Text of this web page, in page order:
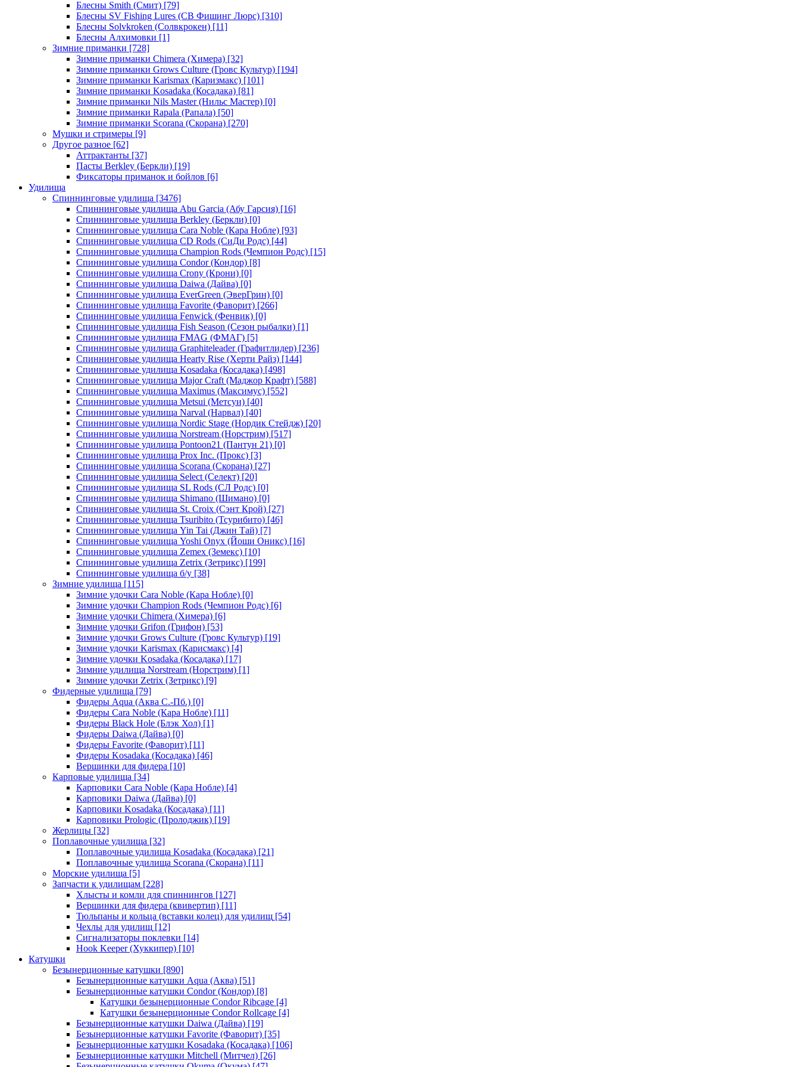
Блесны Smith (Смит) [79]
Блесны SV Fishing Lures (СВ Фишинг Люрс) [310]
Блесны Solvkroken (Солвкрокен) [11]
Блесны Алхимовки [1]
Зимние приманки [728]
Зимние приманки Chimera (Химера) [32]
Зимние приманки Grows Culture (Гровс Культур) [194]
Зимние приманки Karismax (Каризмакс) [101]
Зимние приманки Kosadaka (Косадака) [81]
Зимние приманки Nils Master (Нильс Мастер) [0]
Зимние приманки Rapala (Рапала) [50]
Зимние приманки Scorana (Скорана) [270]
Мушки и стримеры [9]
Другое разное [62]
Аттрактанты [37]
Пасты Berkley (Беркли) [19]
Фиксаторы приманок и бойлов [6]
Удилища
Спиннинговые удилища [3476]
Спиннинговые удилища Abu Garcia (Абу Гарсия) [16]
Спиннинговые удилища Berkley (Беркли) [0]
Спиннинговые удилища Cara Noble (Кара Нобле) [93]
Спиннинговые удилища CD Rods (СиДи Родс) [44]
Спиннинговые удилища Champion Rods (Чемпион Родс) [15]
Спиннинговые удилища Condor (Кондор) [8]
Спиннинговые удилища Crony (Крони) [0]
Спиннинговые удилища Daiwa (Дайва) [0]
Спиннинговые удилища EverGreen (ЭверГрин) [0]
Спиннинговые удилища Favorite (Фаворит) [266]
Спиннинговые удилища Fenwick (Фенвик) [0]
Спиннинговые удилища Fish Season (Сезон рыбалки) [1]
Спиннинговые удилища FMAG (ФМАГ) [5]
Спиннинговые удилища Graphiteleader (Графитлидер) [236]
Спиннинговые удилища Hearty Rise (Херти Райз) [144]
Спиннинговые удилища Kosadaka (Косадака) [498]
Спиннинговые удилища Major Craft (Маджор Крафт) [588]
Спиннинговые удилища Maximus (Максимус) [552]
Спиннинговые удилища Metsui (Метсуи) [40]
Спиннинговые удилища Narval (Нарвал) [40]
Спиннинговые удилища Nordic Stage (Нордик Стейдж) [20]
Спиннинговые удилища Norstream (Норстрим) [517]
Спиннинговые удилища Pontoon21 (Пантун 21) [0]
Спиннинговые удилища Prox Inc. (Прокс) [3]
Спиннинговые удилища Scorana (Скорана) [27]
Спиннинговые удилища Select (Селект) [20]
Спиннинговые удилища SL Rods (СЛ Родс) [0]
Спиннинговые удилища Shimano (Шимано) [0]
Спиннинговые удилища St. Croix (Сэнт Крой) [27]
Спиннинговые удилища Tsuribito (Тсурибито) [46]
Спиннинговые удилища Yin Tai (Джин Тай) [7]
Спиннинговые удилища Yoshi Onyx (Йоши Оникс) [16]
Спиннинговые удилища Zemex (Земекс) [10]
Спиннинговые удилища Zetrix (Зетрикс) [199]
Спиннинговые удилища б/у [38]
Зимние удилища [115]
Зимние удочки Cara Noble (Кара Нобле) [0]
Зимние удочки Champion Rods (Чемпион Родс) [6]
Зимние удочки Chimera (Химера) [6]
Зимние удочки Grifon (Грифон) [53]
Зимние удочки Grows Culture (Гровс Культур) [19]
Зимние удочки Karismax (Карисмакс) [4]
Зимние удочки Kosadaka (Косадака) [17]
Зимние удилища Norstream (Норстрим) [1]
Зимние удочки Zetrix (Зетрикс) [9]
Фидерные удилища [79]
Фидеры Aqua (Аква С.-Пб.) [0]
Фидеры Cara Noble (Кара Нобле) [11]
Фидеры Black Hole (Блэк Хол) [1]
Фидеры Daiwa (Дайва) [0]
Фидеры Favorite (Фаворит) [11]
Фидеры Kosadaka (Косадака) [46]
Вершинки для фидера [10]
Карповые удилища [34]
Карповики Cara Noble (Кара Нобле) [4]
Карповики Daiwa (Дайва) [0]
Карповики Kosadaka (Косадака) [11]
Карповики Prologic (Пролоджик) [19]
Жерлицы [32]
Поплавочные удилища [32]
Поплавочные удилища Kosadaka (Косадака) [21]
Поплавочные удилища Scorana (Скорана) [11]
Морские удилища [5]
Запчасти к удилищам [228]
Хлысты и комли для спиннингов [127]
Вершинки для фидера (квивертип) [11]
Тюльпаны и кольца (вставки колец) для удилищ [54]
Чехлы для удилищ [12]
Сигнализаторы поклевки [14]
Hook Keeper (Хуккипер) [10]
Катушки
Безынерционные катушки [890]
Безынерционные катушки Aqua (Аква) [51]
Безынерционные катушки Condor (Кондор) [8]
Катушки безынерционные Condor Ribcage [4]
Катушки безынерционные Condor Rollcage [4]
Безынерционные катушки Daiwa (Дайва) [19]
Безынерционные катушки Favorite (Фаворит) [35]
Безынерционные катушки Kosadaka (Косадака) [106]
Безынерционные катушки Mitchell (Митчел) [26]